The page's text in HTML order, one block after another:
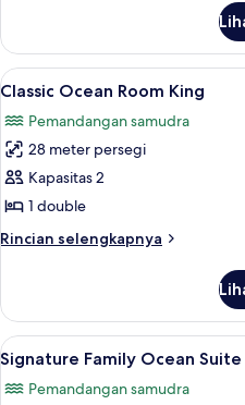
Signature
Ocean
Suite
Balcony
Lihat
semua
foto
untuk
Classic
Ocean
Room
King
11
Classic Ocean Room King
Pemandangan samudra
28 meter persegi
Kapasitas 2
1 double
Rincian selengkapnya
Rincian
Classic
Ocean
Room
King
Lihat
semua
foto
16
Signature Family Ocean Suite
Pemandangan samudra